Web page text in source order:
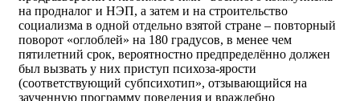
на продналог и НЭП, а затем и на строительство
социализма в одной отдельно взятой стране – повторный
поворот «оглоблей» на 180 градусов, в менее чем
пятилетний срок, вероятностно предпределённо должен
был вызвать у них приступ психоза-ярости
(соответствующий субпсихотип», отзывающийся на
заученную программу поведения и враждебно